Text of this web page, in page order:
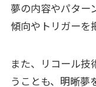
夢の内容やパター
傾向やトリガーを
また、リコール技
うことも、明晰夢